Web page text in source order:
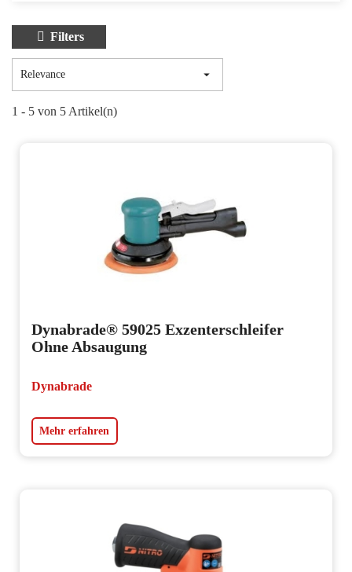
Filters
Relevance 
1 - 5 von 5 Artikel(n)
Dynabrade® 59025 Exzenterschleifer
Ohne Absaugung
Dynabrade
Mehr erfahren